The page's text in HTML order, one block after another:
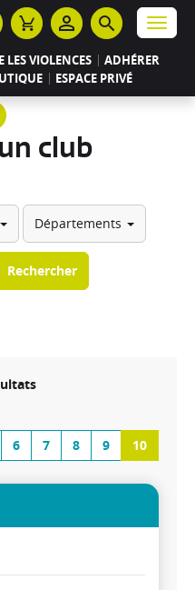
LES VIOLENCES
ADHÉRER
ESPACE PRIVÉ
Menu
club
Départements
Rechercher
6 7 8 9 10